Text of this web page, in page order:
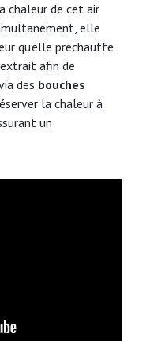
chaleur de cet air
elle
qu'elle préchauffe
afin de
des bouches
la chaleur à
un